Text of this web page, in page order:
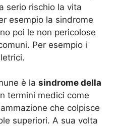
serio rischio la vita
esempio la sindrome
poi le non pericolose
Per esempio i
è la sindrome della
termini medici come
che colpisce
superiori. A sua volta